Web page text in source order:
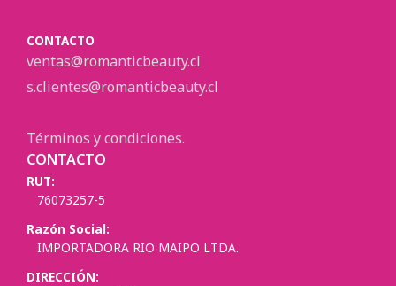
CONTACTO
ventas@romanticbeauty.cl
s.clientes@romanticbeauty.cl
Términos y condiciones.
CONTACTO
RUT:
76073257-5
Razón Social:
IMPORTADORA RIO MAIPO LTDA.
DIRECCIÓN: